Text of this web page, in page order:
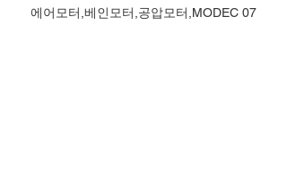
에어모터,베인모터,공압모터,MODEC 07